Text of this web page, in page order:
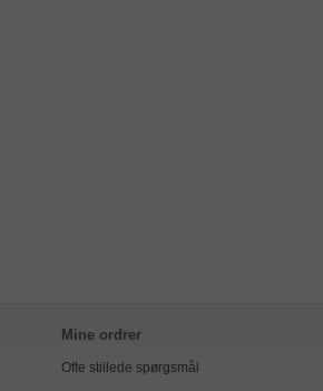
Mine ordrer
Ofte stillede spørgsmål